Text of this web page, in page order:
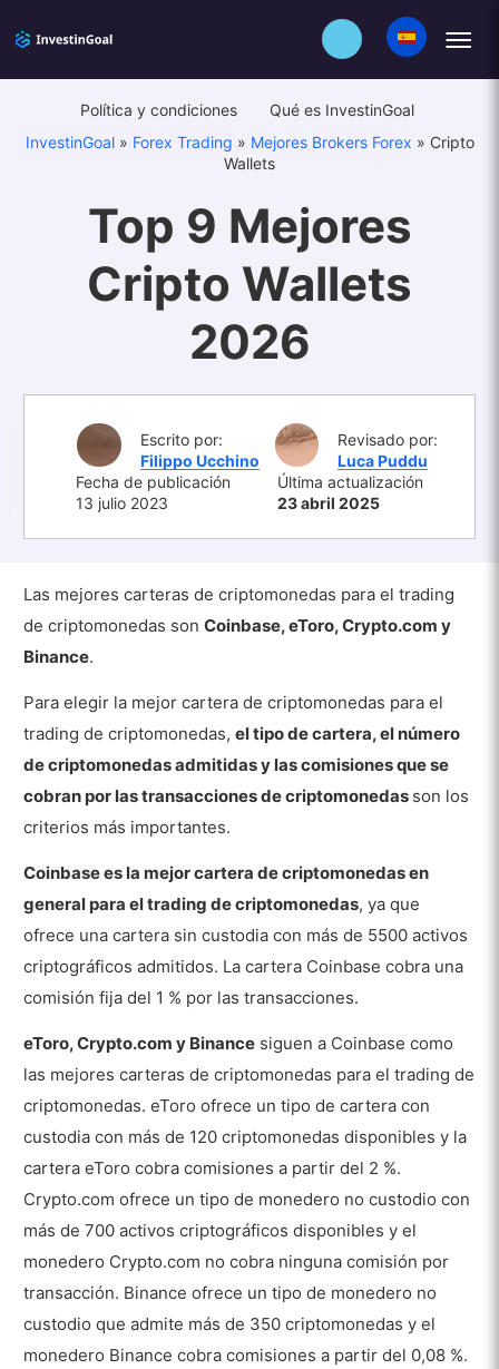
Política y condiciones
Qué es InvestinGoal
InvestinGoal» Forex Trading » Mejores Brokers Forex » Cripto
Wallets
Top 9 Mejores
Cripto Wallets
2026
Escrito por:
Filippo Ucchino
Revisado por:
Luca Puddu
Fecha de publicación
13 julio 2023
Última actualización
23 abril 2025
Las mejores carteras de criptomonedas para el trading
de criptomonedas sonCoinbase, eToro, Crypto.com y
Binance.
Para elegir la mejor cartera de criptomonedas para el
trading de criptomonedas,el tipo de cartera, el número
de criptomonedas admitidas y las comisiones que se
cobran por las transacciones de criptomonedas son los
criterios más importantes.
Coinbase es la mejor cartera de criptomonedas en
general para el trading de criptomonedas, ya que
ofrece una cartera sin custodia con más de 5500 activos
criptográficos admitidos. La cartera Coinbase cobra una
comisión fija del 1 % por las transacciones.
eToro, Crypto.com y Binance siguen a Coinbase como
las mejores carteras de criptomonedas para el trading de
criptomonedas. eToro ofrece un tipo de cartera con
custodia con más de 120 criptomonedas disponibles y la
cartera eToro cobra comisiones a partir del 2 %.
Crypto.com ofrece un tipo de monedero no custodio con
más de 700 activos criptográficos disponibles y el
monedero Crypto.com no cobra ninguna comisión por
transacción. Binance ofrece un tipo de monedero no
custodio que admite más de 350 criptomonedas y el
monedero Binance cobra comisiones a partir del 0,08 %.